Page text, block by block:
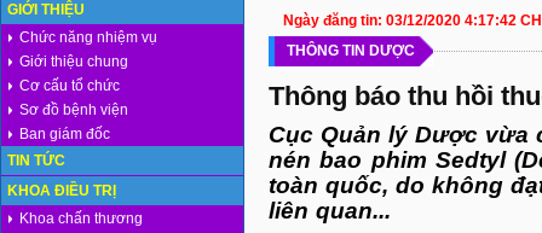
GIỚI THIỆU
Chức năng nhiệm vụ
Giới thiệu chung
Cơ cấu tổ chức
Sơ đồ bệnh viện
Ban giám đốc
TIN TỨC
KHOA ĐIỀU TRỊ
Khoa chấn thương
Ngày đăng tin: 03/12/2020 4:17:42 CH
THÔNG TIN DƯỢC
Thông báo thu hồi
Cục Quản lý Dược vừa
nén bao phim Sedtyl
toàn quốc, do không
liên quan...